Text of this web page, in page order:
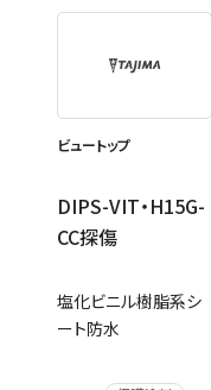
ビュートップ
DIPS-VIT・H15G-
CC探傷
塩化ビニル樹脂系シ
ート防水